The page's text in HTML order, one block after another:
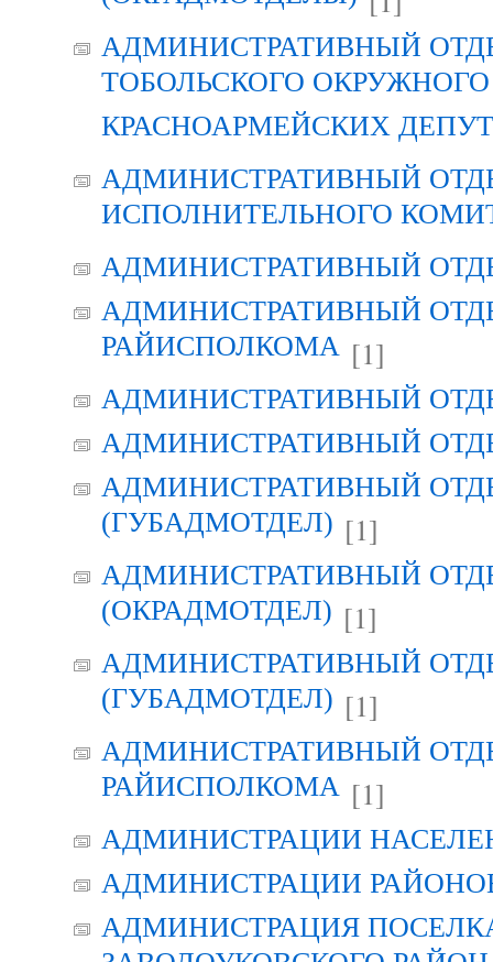
АДМИНИСТРАТИВНЫЙ
ТОБОЛЬСКОГО
КРАСНОАРМЕЙСКИХ
АДМИНИСТРАТИВНЫЙ
ИСПОЛНИТЕЛЬНОГО
АДМИНИСТРАТИВНЫЙ
АДМИНИСТРАТИВНЫЙ
РАЙИСПОЛКОМА [1]
АДМИНИСТРАТИВНЫЙ
АДМИНИСТРАТИВНЫЙ
АДМИНИСТРАТИВНЫЙ
(ГУБАДМОТДЕЛ) [1]
АДМИНИСТРАТИВНЫЙ
(ОКРАДМОТДЕЛ) [1]
АДМИНИСТРАТИВНЫЙ
(ГУБАДМОТДЕЛ) [1]
АДМИНИСТРАТИВНЫЙ
РАЙИСПОЛКОМА [1]
АДМИНИСТРАЦИИ
АДМИНИСТРАЦИИ
АДМИНИСТРАЦИЯ